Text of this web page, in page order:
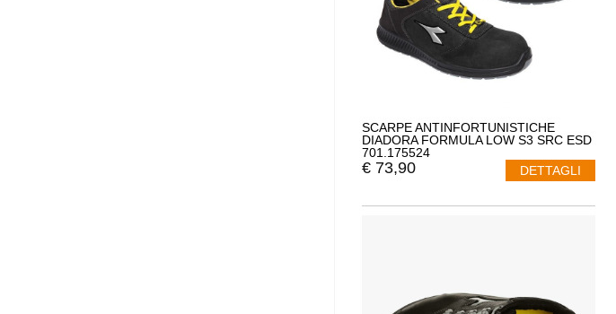
SCARPE ANTINFORTUNISTICHE
DIADORA FORMULA LOW S3 SRC ESD
701.175524
€ 73,90 DETTAGLI